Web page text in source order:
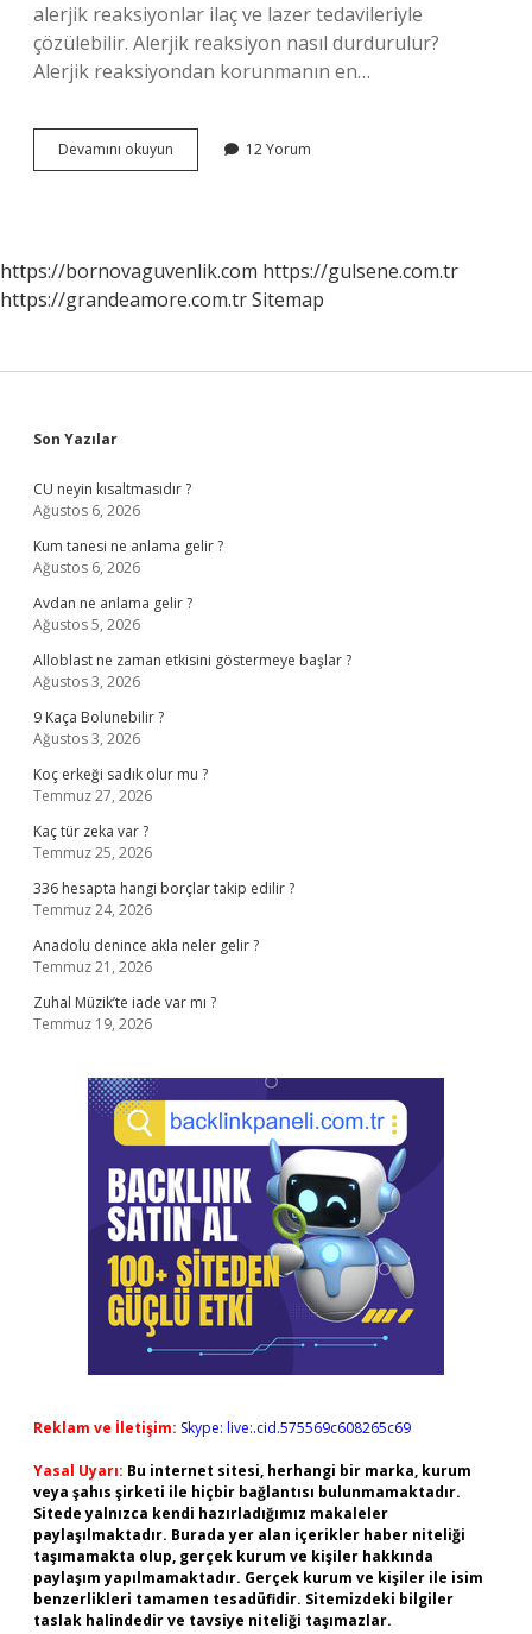
alerjik reaksiyonlar ilaç ve lazer tedavileriyle
çözülebilir. Alerjik reaksiyon nasıl durdurulur?
Alerjik reaksiyondan korunmanın en…
Devamını okuyun
Reaksiyon
12 Yorum
https://bornovaguvenlik.com https://gulsene.com.tr
https://grandeamore.com.trSitemap
Sidebar
Son Yazılar
CU neyin kısaltmasıdır ?
Ağustos 6, 2026
Kum tanesi ne anlama gelir ?
Ağustos 6, 2026
Avdan ne anlama gelir ?
Ağustos 5, 2026
Alloblast ne zaman etkisini göstermeye başlar ?
Ağustos 3, 2026
9 Kaça Bolunebilir ?
Ağustos 3, 2026
Koç erkeği sadık olur mu ?
Temmuz 27, 2026
Kaç tür zeka var ?
Temmuz 25, 2026
336 hesapta hangi borçlar takip edilir ?
Temmuz 24, 2026
Anadolu denince akla neler gelir ?
Temmuz 21, 2026
Zuhal Müzik’te iade var mı ?
Temmuz 19, 2026
Reklam ve İletişim: Skype: live:.cid.575569c608265c69
Yasal Uyarı: Bu internet sitesi, herhangi bir marka, kurum
veya şahıs şirketi ile hiçbir bağlantısı bulunmamaktadır.
Sitede yalnızca kendi hazırladığımız makaleler
paylaşılmaktadır. Burada yer alan içerikler haber niteliği
taşımamakta olup, gerçek kurum ve kişiler hakkında
paylaşım yapılmamaktadır. Gerçek kurum ve kişiler ile isim
benzerlikleri tamamen tesadüfidir. Sitemizdeki bilgiler
taslak halindedir ve tavsiye niteliği taşımazlar.